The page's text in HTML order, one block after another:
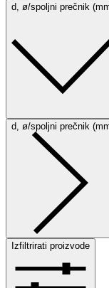
d, ø/spoljni prečnik
d, ø/spoljni prečnik
Izfiltrirati proizvode